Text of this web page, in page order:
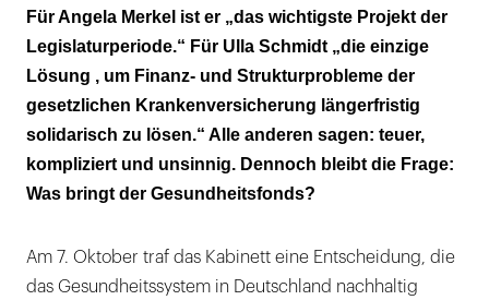
Ein politischer Beitrag
Krank ist gut
Ulla Jekyll und Mrs. Hyde
Hoppla – Wachstumsdelle
Für Angela Merkel ist er „das wichtigste Projekt der
Legislaturperiode.“ Für Ulla Schmidt „die einzige
Lösung , um Finanz- und Strukturprobleme der
gesetzlichen Krankenversicherung längerfristig
solidarisch zu lösen.“ Alle anderen sagen: teuer,
kompliziert und unsinnig. Dennoch bleibt die Frage:
Was bringt der Gesundheitsfonds?
Am 7. Oktober traf das Kabinett eine Entscheidung, die
das Gesundheitssystem in Deutschland nachhaltig